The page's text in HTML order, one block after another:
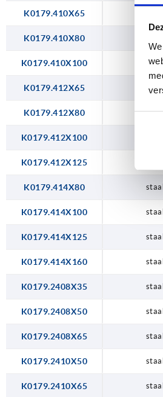
K0179.410X65
K0179.410X80
K0179.410X100
K0179.412X65
K0179.412X80
K0179.412X100
K0179.412X125
K0179.414X80 staal
K0179.414X100 staal
K0179.414X125 staal
K0179.414X160 staal
K0179.2408X35 staal
K0179.2408X50 staal
K0179.2408X65 staal
K0179.2410X50 staal
K0179.2410X65 staal